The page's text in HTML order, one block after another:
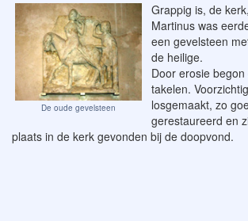
De oude gevelsteen
Grappig is, de
Martinus was
een gevelsteen
de heilige.
Door erosie
takelen.
losgemaakt, zo
gerestaureerd en
plaats in de kerk gevonden bij de doopvond.